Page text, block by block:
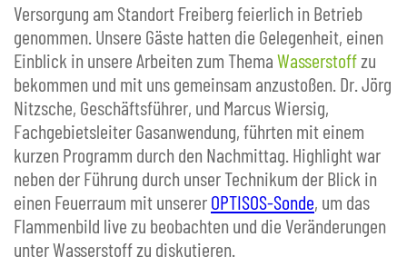
Versorgung am Standort Freiberg feierlich in Betrieb
genommen. Unsere Gäste hatten die Gelegenheit, einen
Einblick in unsere Arbeiten zum ThemaWasserstoffzu
bekommen und mit uns gemeinsam anzustoßen. Dr. Jörg
Nitzsche, Geschäftsführer, und Marcus Wiersig,
Fachgebietsleiter Gasanwendung, führten mit einem
kurzen Programm durch den Nachmittag. Highlight war
neben der Führung durch unser Technikum der Blick in
einen Feuerraum mit unsererOPTISOS-Sonde, um das
Flammenbild live zu beobachten und die Veränderungen
unter Wasserstoff zu diskutieren.